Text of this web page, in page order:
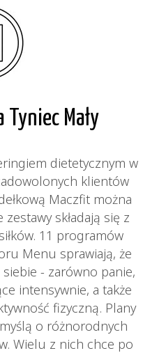
Tyniec Mały
dietetycznym w
klientów
Maczfit można
składają się z
11 programów
Menu sprawiają, że
- zarówno panie,
intensywnie, a także
fizyczną. Plany
o różnorodnych
Wielu z nich chce po